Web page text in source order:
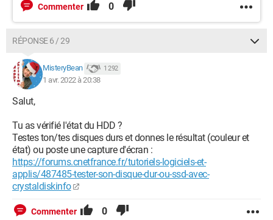
Commenter 0
RÉPONSE 6 / 29
MisteryBean 1 292
1 avr. 2022 à 20:38
Salut,
Tu as vérifié l'état du HDD ?
Testes ton/tes disques durs et donnes le résultat (couleur et
état) ou poste une capture d'écran :
https://forums.cnetfrance.fr/tutoriels-logiciels-et-
applis/487485-tester-son-disque-dur-ou-ssd-avec-
crystaldiskinfo
Commenter 0